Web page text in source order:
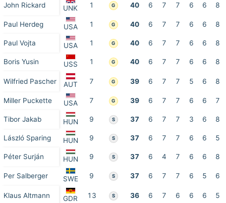
John Rickard UNK 1 G 40 6 7 7 6 6 8
Paul Herdeg USA 1 G 40 6 7 7 6 6 8
Paul Vojta USA 1 G 40 6 7 7 6 6 8
Boris Yusin USS 1 G 40 6 7 7 6 6 8
Wilfried Pascher AUT 7 G 39 6 7 7 5 6 8
Miller Puckette USA 7 G 39 6 7 7 6 6 7
Tibor Jakab HUN 9 S 37 6 7 7 3 6 8
László Sparing HUN 9 S 37 6 7 7 6 6 5
Péter Surján HUN 9 S 37 6 4 7 6 6 8
Per Salberger SWE 9 S 37 6 7 7 6 5 6
Klaus Altmann GDR 13 S 36 6 7 6 6 6 5